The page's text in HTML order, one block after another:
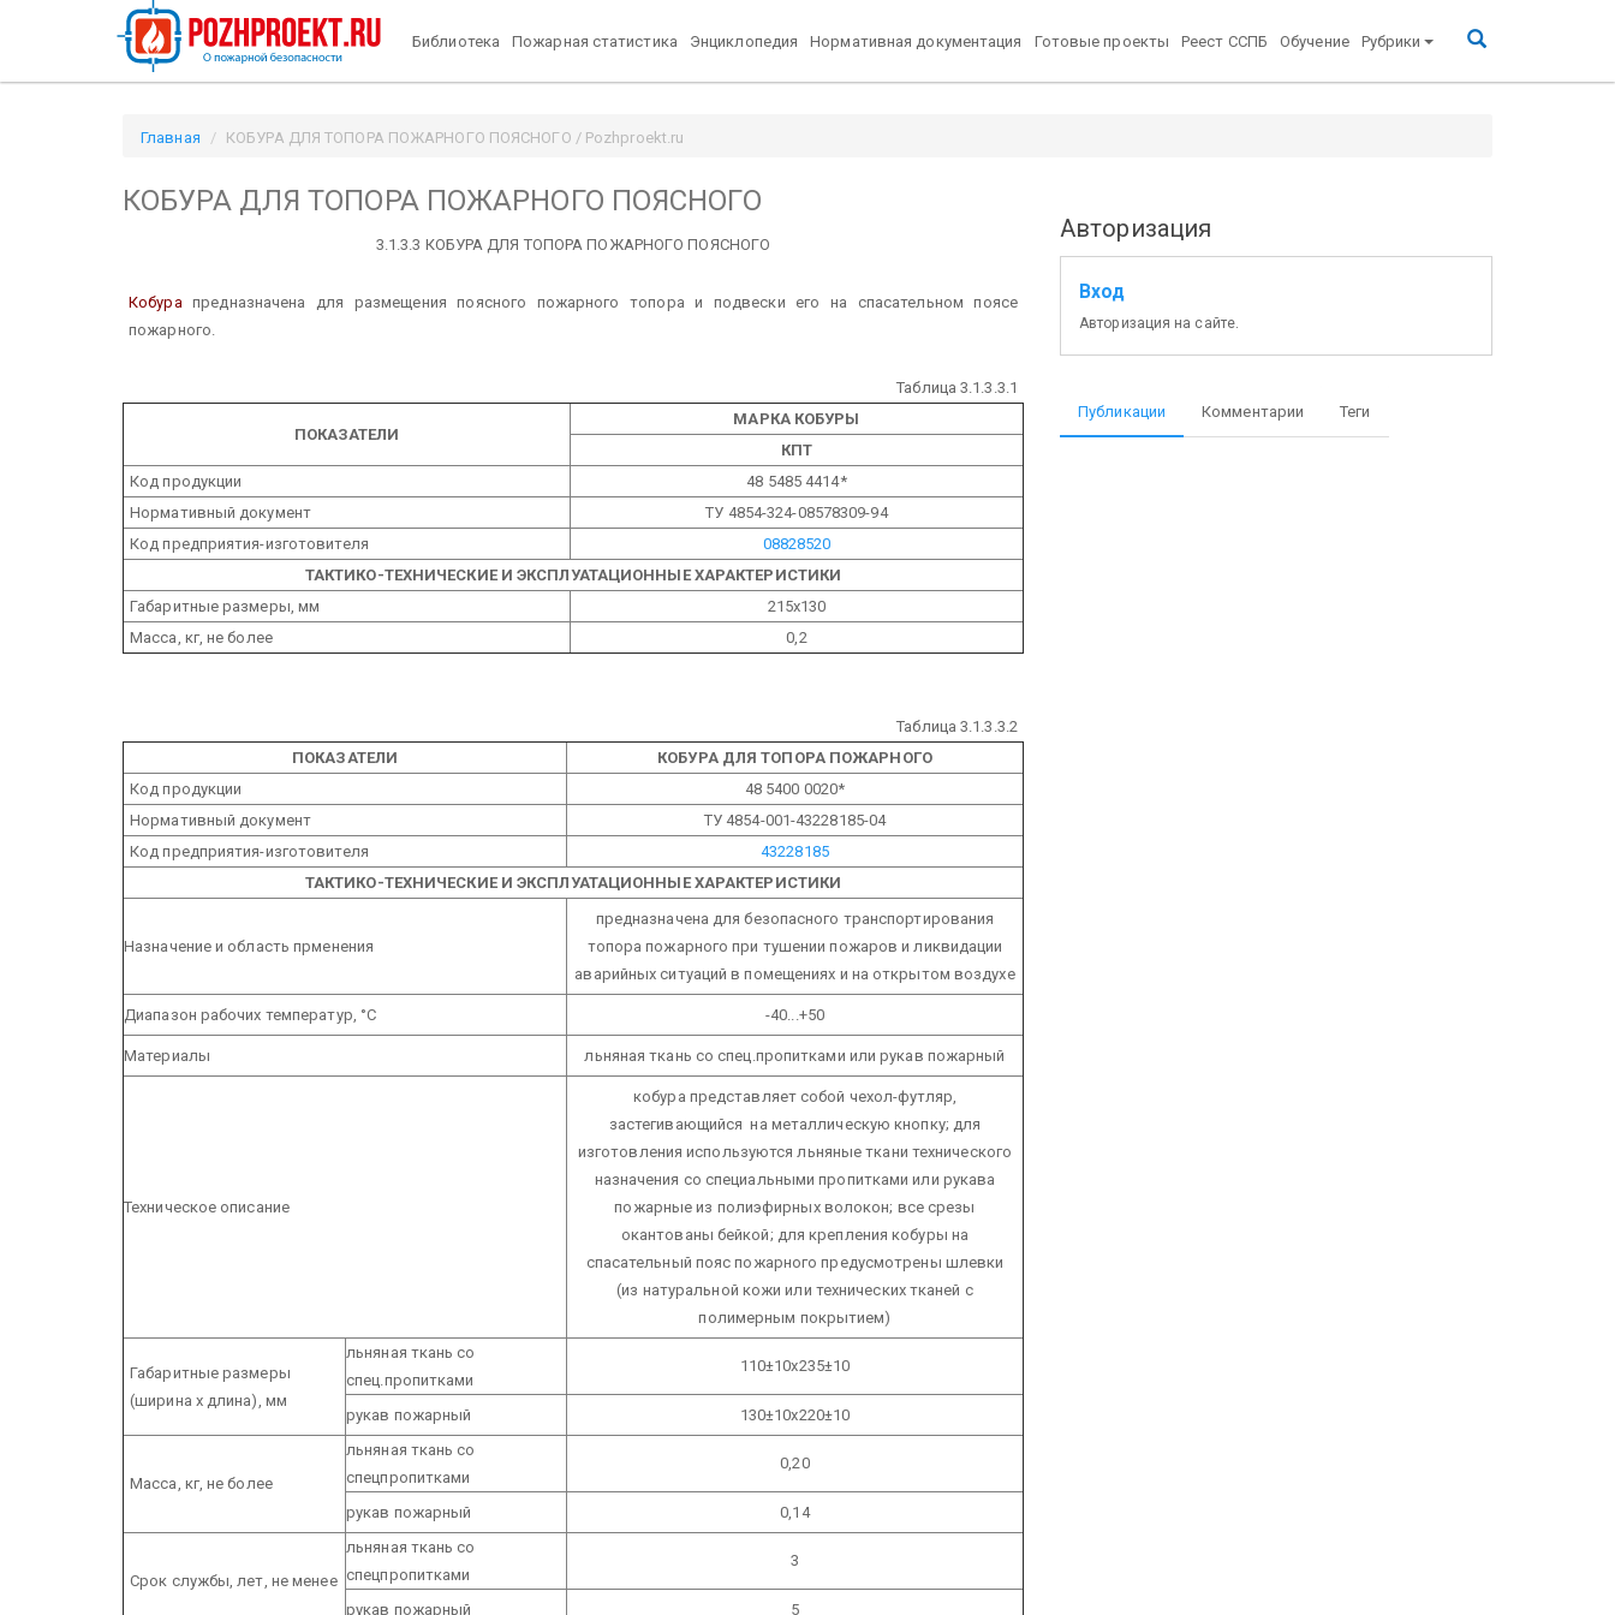
Библиотека Пожарная статистика Энциклопедия Нормативная документация Готовые проекты Реест ССПБ Обучение Рубрики
Главная КОБУРА ДЛЯ ТОПОРА ПОЖАРНОГО ПОЯСНОГО / Pozhproekt.ru
КОБУРА ДЛЯ ТОПОРА ПОЖАРНОГО ПОЯСНОГО
3.1.3.3 КОБУРА ДЛЯ ТОПОРА ПОЖАРНОГО ПОЯСНОГО
Кобура предназначена для размещения поясного пожарного топора и подвески его на спасательном поясе
пожарного.
Таблица 3.1.3.3.1
ПОКАЗАТЕЛИ
МАРКА КОБУРЫ
КПТ
Код продукции
48 5485 4414*
Нормативный документ
ТУ 4854-324-08578309-94
Код предприятия-изготовителя
08828520
ТАКТИКО-ТЕХНИЧЕСКИЕ И ЭКСПЛУАТАЦИОННЫЕ ХАРАКТЕРИСТИКИ
Габаритные размеры, мм
215х130
Масса, кг, не более
0,2
Таблица 3.1.3.3.2
ПОКАЗАТЕЛИ
КОБУРА ДЛЯ ТОПОРА ПОЖАРНОГО
Код продукции
48 5400 0020*
Нормативный документ
ТУ 4854-001-43228185-04
Код предприятия-изготовителя
43228185
ТАКТИКО-ТЕХНИЧЕСКИЕ И ЭКСПЛУАТАЦИОННЫЕ ХАРАКТЕРИСТИКИ
Назначение и область прменения
предназначена для безопасного транспортирования
топора пожарного при тушении пожаров и ликвидации
аварийных ситуаций в помещениях и на открытом воздухе
Диапазон рабочих температур, °С -40...+50
Материалы льняная ткань со спец.пропитками или рукав пожарный
Техническое описание
кобура представляет собой чехол-футляр,
застегивающийся на металлическую кнопку; для
изготовления используются льняные ткани технического
назначения со специальными пропитками или рукава
пожарные из полиэфирных волокон; все срезы
окантованы бейкой; для крепления кобуры на
спасательный пояс пожарного предусмотрены шлевки
(из натуральной кожи или технических тканей с
полимерным покрытием)
Габаритные размеры
(ширина х длина), мм
льняная ткань со
спец.пропитками
110±10х235±10
рукав пожарный 130±10х220±10
Масса, кг, не более
льняная ткань со
спецпропитками
0,20
рукав пожарный 0,14
Срок службы, лет, не менее
льняная ткань со
спецпропитками
3
рукав пожарный 5
Авторизация
Вход
Авторизация на сайте.
Публикации Комментарии Теги